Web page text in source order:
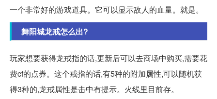
一个非常好的游戏道具。它可以显示敌人的血量。就是。
舞阳城龙戒怎么出?
玩家想要获得龙戒指的话,更新后可以去商场中购买,需要花
费cf的点券。这个戒指的话,有5种的附加属性,可以随机获
得3种的,龙戒属性是击中有提示。火线里目前存。